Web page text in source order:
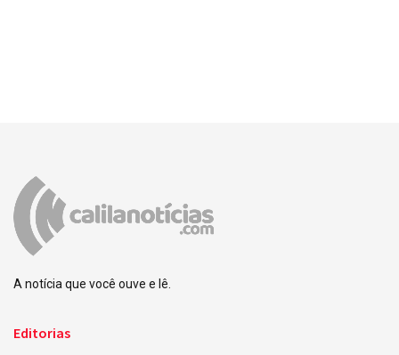
A notícia que você ouve e lê.
Editorias